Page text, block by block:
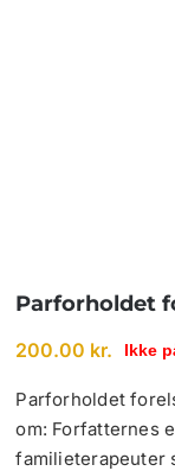
Parforholdet
200.00 kr. Ikke
Parforholdet
om: Forfatternes
familieterapeuter